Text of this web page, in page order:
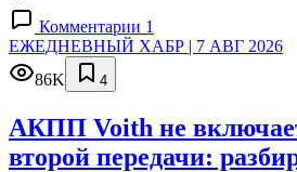
Комментарии 1
ЕЖЕДНЕВНЫЙ ХАБР | 7 АВГ 2026
86K
4
АКПП Voith не
второй передачи: